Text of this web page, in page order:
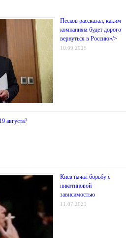
Песков рассказал, каким
компаниям будет дорого
вернуться в Россию»/>
10.09.2025
августа?
Киев начал борьбу с
никотиновой
зависимостью
11.07.2021